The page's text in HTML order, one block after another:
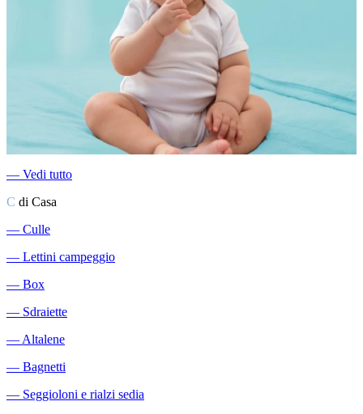
― Vedi tutto
C di Casa
― Culle
― Lettini campeggio
― Box
― Sdraiette
―Altalene
― Bagnetti
― Seggioloni e rialzi sedia